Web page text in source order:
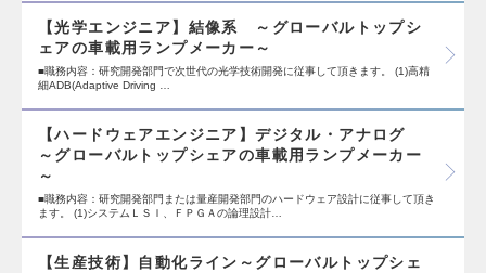
【光学エンジニア】結像系 ～グローバルトップシ
ェアの車載用ランプメーカー～
■職務内容：研究開発部門で次世代の光学技術開発に従事して頂きます。 (1)高精
細ADB(Adaptive Driving …
【ハードウェアエンジニア】デジタル・アナログ
～グローバルトップシェアの車載用ランプメーカー
～
■職務内容：研究開発部門または量産開発部門のハードウェア設計に従事して頂き
ます。 (1)システムＬＳＩ、ＦＰＧＡの論理設計…
【生産技術】自動化ライン～グローバルトップシェ